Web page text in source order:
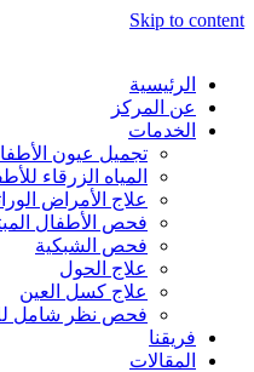
Skip to content
الرئيسية
عن المركز
الخدمات
تجميل عيون
المياه الزرقاء
⁠علاج الأمراض
فحص الأطفال
فحص الشبكية
علاج الحول
علاج كسل العين
فحص نظر شامل
فريقنا
المقالات